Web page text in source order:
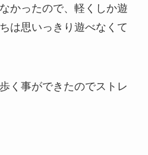
かったので、軽くしか遊
は思いっきり遊べなくて
く事ができたのでストレ